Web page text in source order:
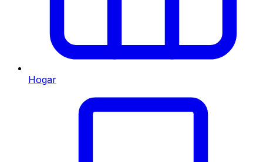
Hogar